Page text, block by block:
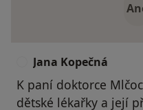
Jana Kopečná
K paní doktorce
dětské lékařky a její